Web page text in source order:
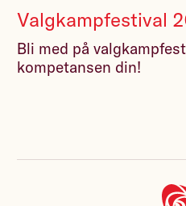
Valgkampfestival
Bli med på
kompetansen din!